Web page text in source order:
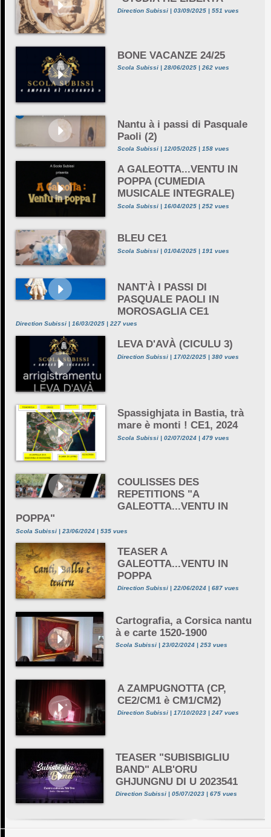
Direction Subissi | 03/09/2025 | 551 vues
BONE VACANZE 24/25
Scola Subissi | 28/06/2025 | 262 vues
Nantu à i passi di Pasquale
Paoli (2)
Scola Subissi | 12/05/2025 | 158 vues
A GALEOTTA...VENTU IN
POPPA (CUMEDIA
MUSICALE INTEGRALE)
Scola Subissi | 16/04/2025 | 252 vues
BLEU CE1
Scola Subissi | 01/04/2025 | 191 vues
NANT'À I PASSI DI
PASQUALE PAOLI IN
MOROSAGLIA CE1
Direction Subissi | 16/03/2025 | 227 vues
LEVA D'AVÀ (CICULU 3)
Direction Subissi | 17/02/2025 | 380 vues
Spassighjata in Bastia, trà
mare è monti ! CE1, 2024
Scola Subissi | 02/07/2024 | 479 vues
COULISSES DES
REPETITIONS "A
GALEOTTA...VENTU IN
POPPA"
Scola Subissi | 23/06/2024 | 535 vues
TEASER A
GALEOTTA...VENTU IN
POPPA
Direction Subissi | 22/06/2024 | 687 vues
Cartografia, a Corsica nantu
à e carte 1520-1900
Scola Subissi | 23/02/2024 | 253 vues
A ZAMPUGNOTTA (CP,
CE2/CM1 è CM1/CM2)
Direction Subissi | 17/10/2023 | 247 vues
TEASER "SUBISBIGLIU
BAND" ALB'ORU
GHJUNGNU DI U 2023541
Direction Subissi | 05/07/2023 | 675 vues